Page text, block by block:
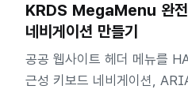
KRDS MegaMenu 완
네비게이션 만들기
공공 웹사이트 헤더 메뉴를
근성 키보드 네비게이션,